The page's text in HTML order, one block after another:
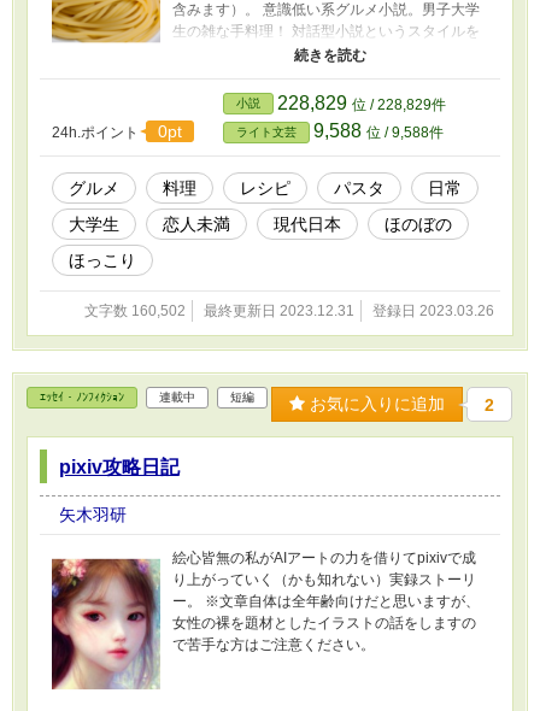
含みます）。 意識低い系グルメ小説。男子大学
生の雑な手料理！ 対話型小説というスタイルを
取りつつ自己流レシピの紹介みたいなもので
す。 うんちくとかこだわりみたいなのも適当に
披露します。 ご意見・ご感想・リクエスト・作
ってみた報告など、お待ちしています！ カクヨ
ムでも同時に掲載しています（もともと2023年
3月26日公開なのは6話のみで、それ以前の話は
1週ずつ前に公開していました）。 続編も書きま
した。『新生活はパスタとともに』
https://www.alphapolis.co.jp/novel/668119599/7
24h.ポイント 0pt
小説 228,829 位 / 228,829件
ライト文芸 9,588 位 / 9,588件
グルメ 料理 レシピ パスタ
日常
大学生
恋人未満 現代日本
ほのぼの
ほっこり
文字数 160,502 最終更新日 2023.12.31 登録日 2023.03.26
ｴｯｾｲ・ﾉﾝﾌｨｸｼｮﾝ 連載中 短編 お気に入りに追加 2
pixiv攻略日記
矢木羽研
絵心皆無の私がAIアートの力を借りてpixivで成
り上がっていく（かも知れない）実録ストーリ
ー。 ※文章自体は全年齢向けだと思いますが、
女性の裸を題材としたイラストの話をしますの
で苦手な方はご注意ください。